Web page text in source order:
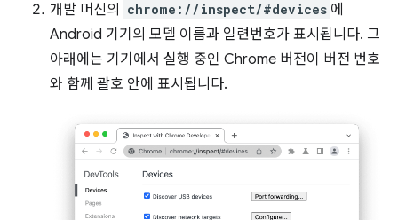
개발 머신의
chrome://inspect/#devices 에
Android 기기의 모델 이름과 일련번호가 표시됩니다. 그
아래에는 기기에서 실행 중인 Chrome 버전이 버전 번호
와 함께 괄호 안에 표시됩니다.